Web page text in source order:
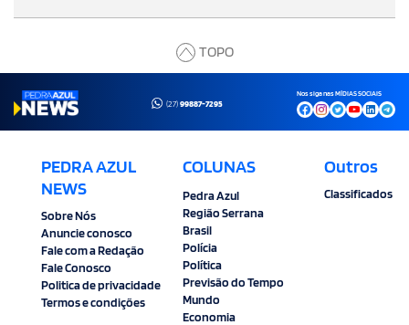
TOPO
(27)99887-7295
Nos siga nas MÍDIAS SOCIAIS
PEDRA AZUL
NEWS
Sobre Nós
Anuncie conosco
Fale com a Redação
Fale Conosco
Politica de privacidade
Termos e condições
COLUNAS
Pedra Azul
Região Serrana
Brasil
Polícia
Política
Previsão do Tempo
Mundo
Economia
Outros
Classificados